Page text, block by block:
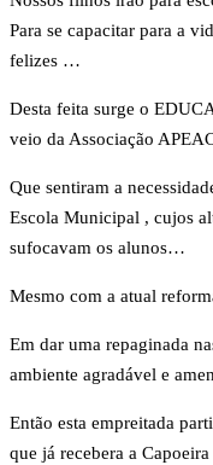
Para se capacitar para a
felizes …
Desta feita surge o
veio da Associação
Que sentiram a
Escola Municipal , cujos
sufocavam os alunos…
Mesmo com a atual
Em dar uma repaginada
ambiente agradável e
Então esta empreitada
que já recebera a